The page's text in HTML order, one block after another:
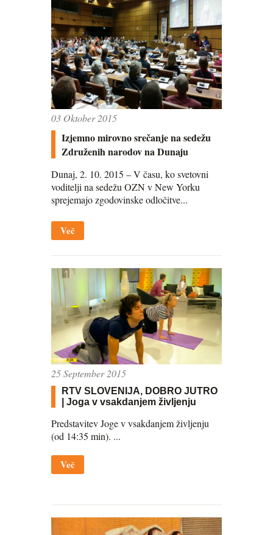
03 Oktober 2015
Izjemno mirovno srečanje na sedežu
Združenih narodov na Dunaju
Dunaj, 2. 10. 2015 – V času, ko svetovni
voditelji na sedežu OZN v New Yorku
sprejemajo zgodovinske odločitve...
Več
25 September 2015
RTV SLOVENIJA, DOBRO JUTRO
| Joga v vsakdanjem življenju
Predstavitev Joge v vsakdanjem življenju
(od 14:35 min). ...
Več